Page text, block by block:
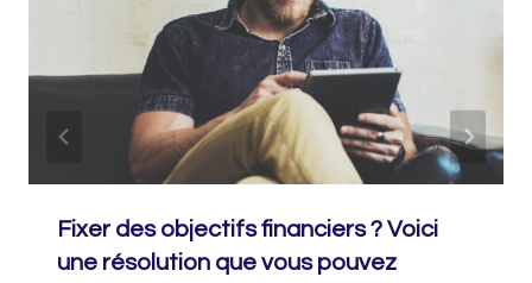
Fixer des objectifs financiers ? Voici
une résolution que vous pouvez